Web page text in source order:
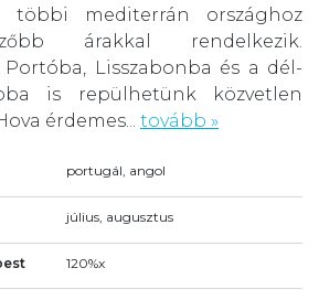
többi mediterrán országhoz
árakkal rendelkezik.
Portóba, Lisszabonba és a dél-
is repülhetünk közvetlen
érdemes... tovább »
portugál, angol
július, augusztus
120%x